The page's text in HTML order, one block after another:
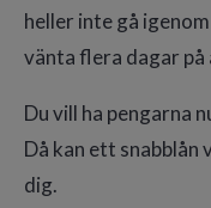
heller inte gå
vänta flera dagar
Du vill ha pengarna
Då kan ett
dig.